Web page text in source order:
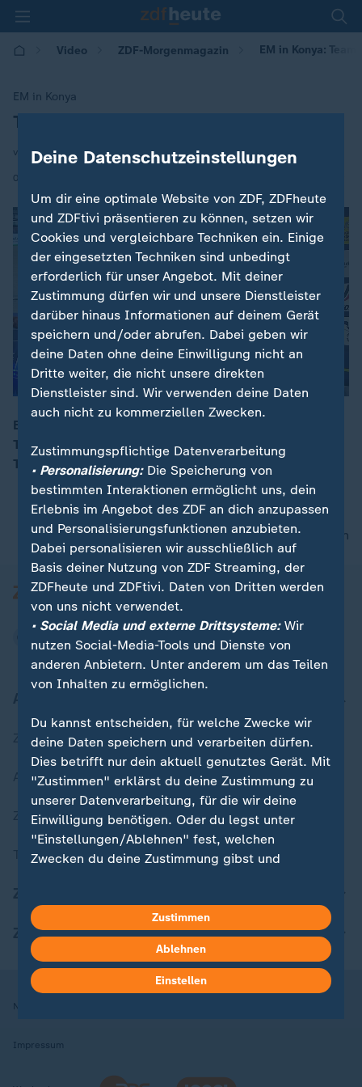
Video ZDF-Morgenmagazin EM in Konya:
EM in Konya
:
Team-Gold für Bahnrad-Sprinterinnen
von Olaf Bozdech
02.02.2026 | 05:30
00:15
Bei der Bahnrad-EM holen die deutschen Sprinterinnen
Team-Gold, setzten sich dabei knapp gegen
Titelverteidiger Großbritannien durch.
nach oben
Zuletzt veröffentlicht
Aktuelle Sendungs-Videos
ZDFheute Stories
Themen im Überblick
ZDFheute Apps
Nutzungsbedingungen
Impressum
Deine Datenschutzeinstellungen
Um dir eine optimale Website von ZDF, ZDFheute
und ZDFtivi präsentieren zu können, setzen wir
Cookies und vergleichbare Techniken ein. Einige
der eingesetzten Techniken sind unbedingt
erforderlich für unser Angebot. Mit deiner
Zustimmung dürfen wir und unsere Dienstleister
darüber hinaus Informationen auf deinem Gerät
speichern und/oder abrufen. Dabei geben wir
deine Daten ohne deine Einwilligung nicht an
Dritte weiter, die nicht unsere direkten
Dienstleister sind. Wir verwenden deine Daten
auch nicht zu kommerziellen Zwecken.
Zustimmungspflichtige Datenverarbeitung
• Personalisierung:Die Speicherung von
bestimmten Interaktionen ermöglicht uns, dein
Erlebnis im Angebot des ZDF an dich anzupassen
und Personalisierungsfunktionen anzubieten.
Dabei personalisieren wir ausschließlich auf
Basis deiner Nutzung von ZDF Streaming, der
ZDFheute und ZDFtivi. Daten von Dritten werden
von uns nicht verwendet.
• Social Media und externe Drittsysteme:Wir
nutzen Social-Media-Tools und Dienste von
anderen Anbietern. Unter anderem um das Teilen
von Inhalten zu ermöglichen.
Du kannst entscheiden, für welche Zwecke wir
deine Daten speichern und verarbeiten dürfen.
Dies betrifft nur dein aktuell genutztes Gerät. Mit
"Zustimmen" erklärst du deine Zustimmung zu
unserer Datenverarbeitung, für die wir deine
Einwilligung benötigen. Oder du legst unter
"Einstellungen/Ablehnen" fest, welchen
Zwecken du deine Zustimmung gibst und
in deinen Einstellungen widerrufen oder ändern.
Hier findest du das Impressum.
Weitere Informationen findest du in unserer
Datenschutzerklärung.
Zustimmen
Ablehnen
Einstellen